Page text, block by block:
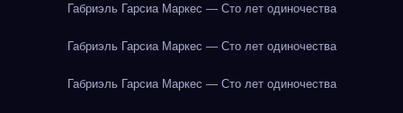
Габриэль Гарсиа Маркес — Сто лет одиночества
Габриэль Гарсиа Маркес — Сто лет одиночества
Габриэль Гарсиа Маркес — Сто лет одиночества